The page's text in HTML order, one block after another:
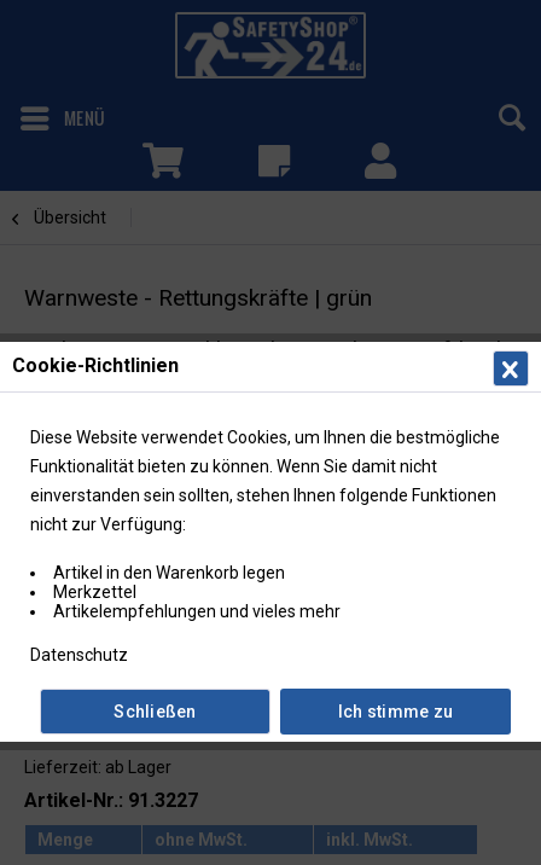
MENÜ
Übersicht
Warnweste - Rettungskräfte | grün
Funktionsweste inkl. Rücken- und Brustaufdruck
| EN ISO 20471
Lieferzeit: ab Lager
Artikel-Nr.: 91.3227
Menge ohne MwSt.
inkl. MwSt.
Cookie-Richtlinien
Diese Website verwendet Cookies, um Ihnen die bestmögliche
Funktionalität bieten zu können. Wenn Sie damit nicht
einverstanden sein sollten, stehen Ihnen folgende Funktionen
nicht zur Verfügung:
Artikel in den Warenkorb legen
Merkzettel
Artikelempfehlungen und vieles mehr
Datenschutz
Ich stimme zu
Schließen